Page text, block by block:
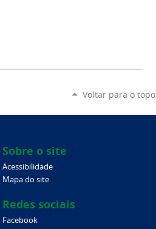
Voltar para o topo
Sobre o site
Acessibilidade
Mapa do site
Redes sociais
Facebook